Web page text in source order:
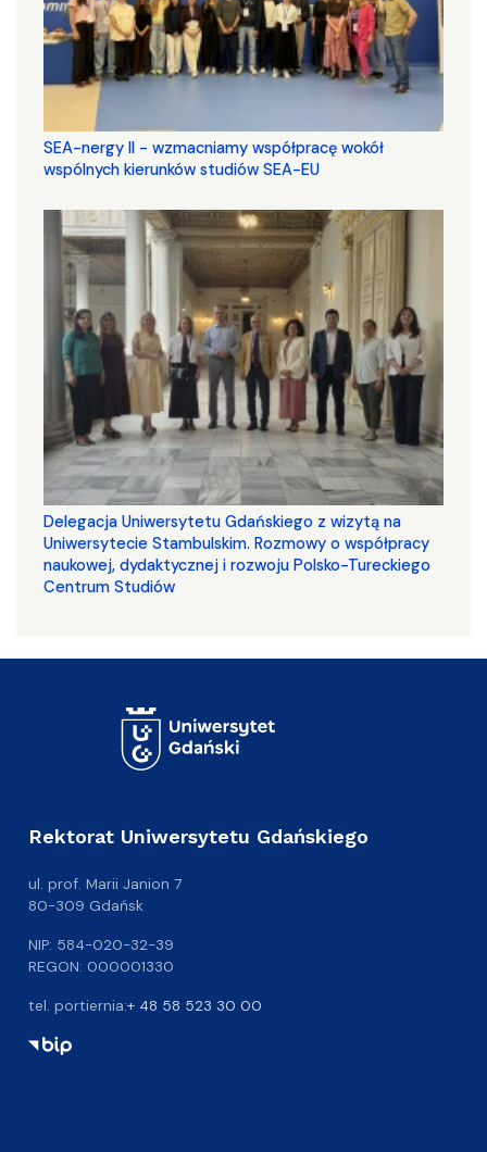
SEA-nergy II - wzmacniamy współpracę wokół
wspólnych kierunków studiów SEA-EU
Delegacja Uniwersytetu Gdańskiego z wizytą na
Uniwersytecie Stambulskim. Rozmowy o współpracy
naukowej, dydaktycznej i rozwoju Polsko-Tureckiego
Centrum Studiów
Rektorat Uniwersytetu Gdańskiego
ul. prof. Marii Janion 7
80-309 Gdańsk
NIP: 584-020-32-39
REGON: 000001330
tel. portiernia:+ 48 58 523 30 00